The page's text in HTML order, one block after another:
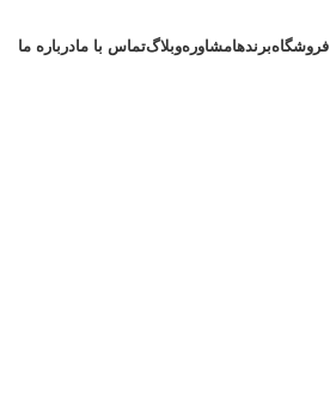
فروشگاهبرندهامشاورهوبلاگتماس با مادرباره ما